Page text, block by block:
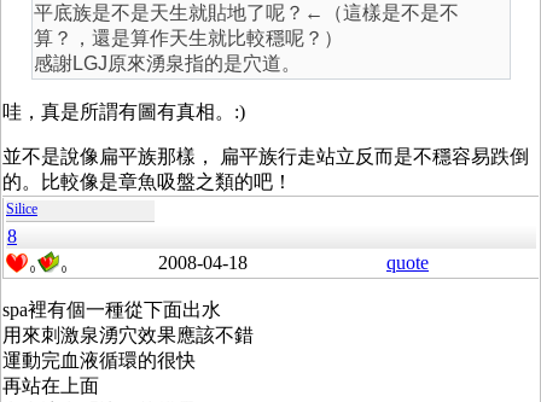
平底族是不是天生就貼地了呢？←（這樣是不是不
算？，還是算作天生就比較穩呢？）
感謝LGJ原來湧泉指的是穴道。
哇，真是所謂有圖有真相。:)
並不是說像扁平族那樣， 扁平族行走站立反而是不穩容易跌倒
的。比較像是章魚吸盤之類的吧！
Silice
8
0 0 2008-04-18 quote
spa裡有個一種從下面出水
用來刺激泉湧穴效果應該不錯
運動完血液循環的很快
再站在上面